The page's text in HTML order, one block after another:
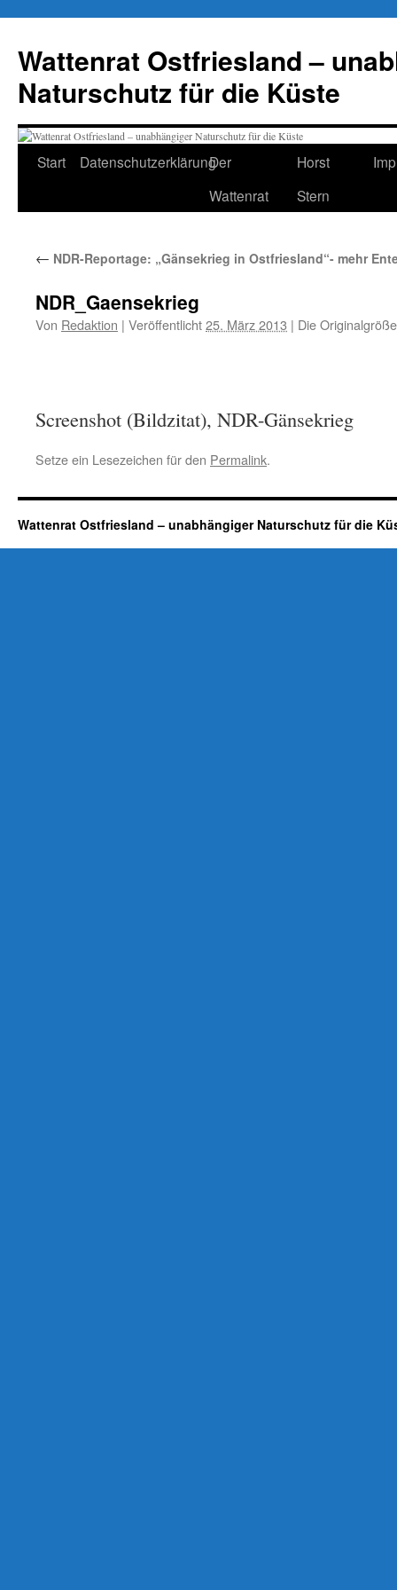
springen
Wattenrat Ostfriesland –
Naturschutz für die Küste
Start DatenschutzerklärungDer
Wattenrat
Horst
Stern
← NDR-Reportage: „Gänsekrieg in Ostfriesland“- mehr
NDR_Gaensekrieg
Von Redaktion | Veröffentlicht25. März 2013 | Die
Screenshot (Bildzitat), NDR-Gänsekrieg
Setze ein Lesezeichen für den Permalink.
Wattenrat Ostfriesland – unabhängiger Naturschutz für die